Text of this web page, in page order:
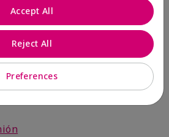
a un amigo
útil esta
Preferences
Reject All
Accept All